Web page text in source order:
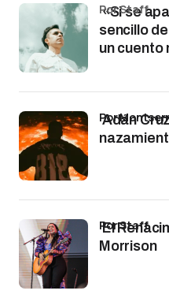
«Si se
sencillo
un cuento
por Staff
Adán
por
El
Morrison
por Staff